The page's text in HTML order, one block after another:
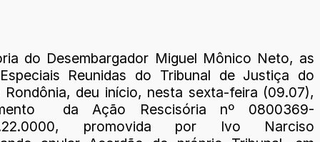
do Desembargador Miguel Mônico Neto, as
Reunidas do Tribunal de Justiça do
Rondônia, deu início, nesta sexta-feira (09.07),
da Ação Rescisória nº 0800369-
promovida por Ivo Narciso